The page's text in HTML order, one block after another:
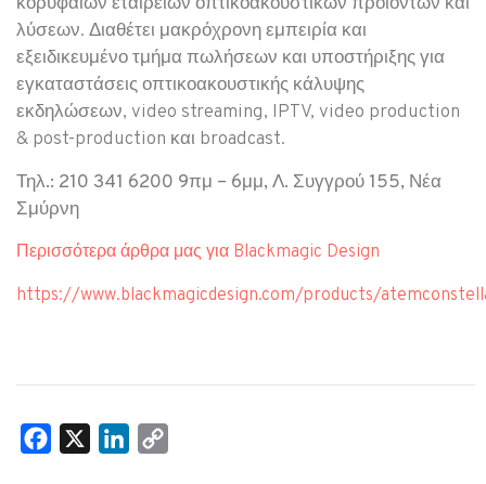
κορυφαίων εταιρειών οπτικοακουστικών προϊόντων και
λύσεων. Διαθέτει μακρόχρονη εμπειρία και
εξειδικευμένο τμήμα πωλήσεων και υποστήριξης για
εγκαταστάσεις οπτικοακουστικής κάλυψης
εκδηλώσεων, video streaming, IPTV, video production
& post-production και broadcast.
Τηλ.: 210 341 6200 9πμ – 6μμ, Λ. Συγγρού 155, Νέα
Σμύρνη
Περισσότερα άρθρα μας για Blackmagic Design
https://www.blackmagicdesign.com/products/
Facebook LinkedIn